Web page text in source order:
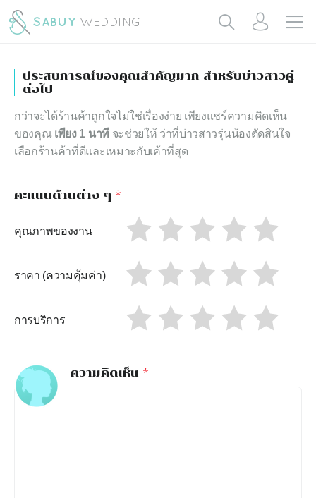
ประสบการณ์ของคุณสำคัญมาก สำหรับบ่าวสาวคู่
ต่อไป
กว่าจะได้ร้านค้าถูกใจไม่ใช่เรื่องง่าย เพียงแชร์ความคิดเห็น
ของคุณ เพียง 1 นาที จะช่วยให้ ว่าที่บ่าวสาวรุ่นน้องตัดสินใจ
เลือกร้านค้าที่ดีและเหมาะกับเค้าที่สุด
คะแนนด้านต่าง ๆ *
คุณภาพของงาน
ราคา (ความคุ้มค่า)
การบริการ
ความคิดเห็น *